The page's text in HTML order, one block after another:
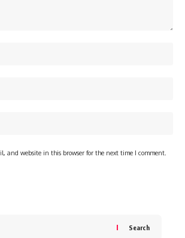
and website in this browser for the next time I comment.
Search